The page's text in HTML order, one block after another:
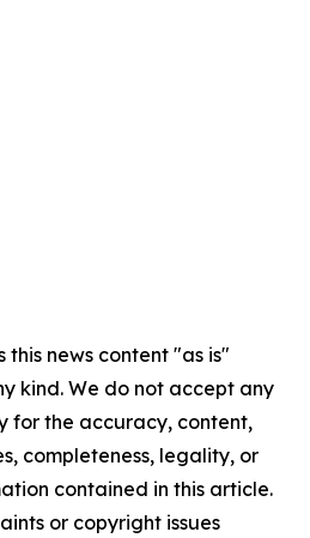
this news content "as is"
kind. We do not accept any
for the accuracy, content,
completeness, legality, or
contained in this article.
or copyright issues